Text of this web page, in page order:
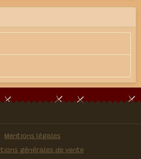
Mentions légales
générales de vente